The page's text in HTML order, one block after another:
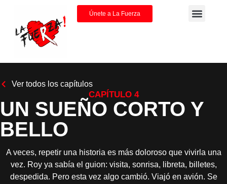
Únete a La Fuerza
Ver todos los capítulos
CAPÍTULO 4
UN SUEÑO CORTO Y
BELLO
A veces, repetir una historia es más doloroso que vivirla una
vez. Roy ya sabía el guion: visita, sonrisa, libreta, billetes,
despedida. Pero esta vez algo cambió. Viajó en avión. Se